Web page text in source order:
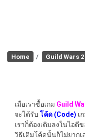
Home Guild Wars 2
เมื่อเราซื้อเกม Guild
จะได้รับ โค้ด (Code) เ
เราก็ต้องเติมลงในไอดี
วิธีเติมโค้ดนั้นก็ไม่ยาก